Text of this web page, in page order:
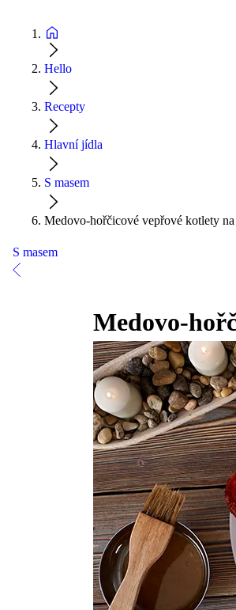
Hello
Recepty
Hlavní jídla
S masem
Medovo-hořčicové vepřové kotlety
S masem
Medovo-